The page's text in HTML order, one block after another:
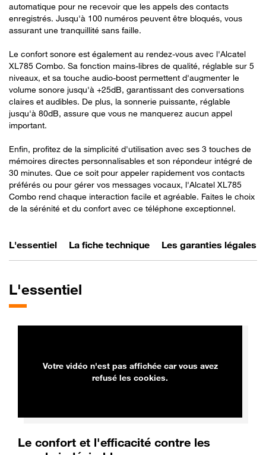
automatique pour ne recevoir que les appels des contacts
enregistrés. Jusqu'à 100 numéros peuvent être bloqués, vous
assurant une tranquillité sans faille.
Le confort sonore est également au rendez-vous avec l'Alcatel
XL785 Combo. Sa fonction mains-libres de qualité, réglable sur 5
niveaux, et sa touche audio-boost permettent d'augmenter le
volume sonore jusqu'à +25dB, garantissant des conversations
claires et audibles. De plus, la sonnerie puissante, réglable
jusqu'à 80dB, assure que vous ne manquerez aucun appel
important.
Enfin, profitez de la simplicité d'utilisation avec ses 3 touches de
mémoires directes personnalisables et son répondeur intégré de
30 minutes. Que ce soit pour appeler rapidement vos contacts
préférés ou pour gérer vos messages vocaux, l'Alcatel XL785
Combo rend chaque interaction facile et agréable. Faites le choix
de la sérénité et du confort avec ce téléphone exceptionnel.
L'essentiel La fiche technique Les garanties légales
L'essentiel
Votre vidéo n'est pas affichée car vous avez
refusé les cookies.
Le confort et l'efficacité contre les